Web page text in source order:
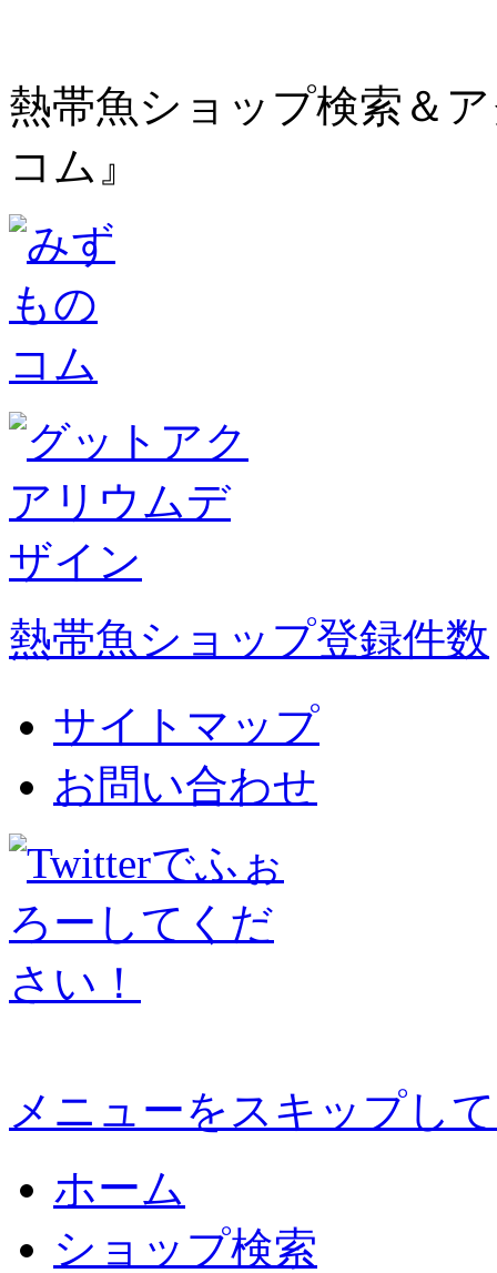
熱帯魚ショップ検索＆
コム』
熱帯魚ショップ登録件数
サイトマップ
お問い合わせ
メニューをスキップし
ホーム
ショップ検索